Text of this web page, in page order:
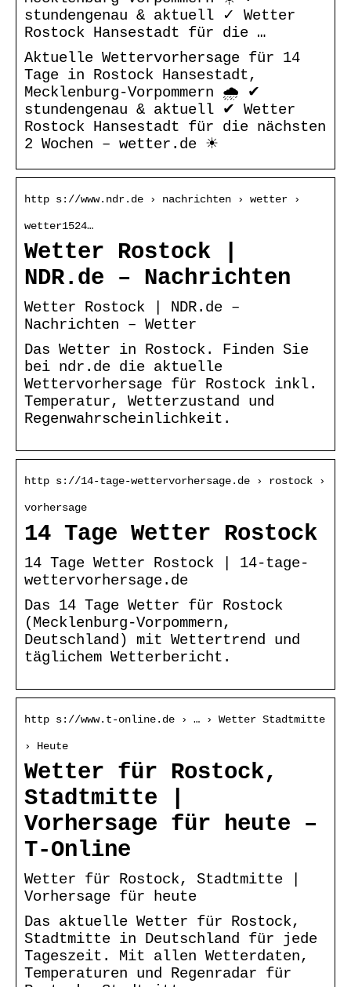
stundengenau & aktuell ✓ Wetter
Rostock Hansestadt für die …
Aktuelle Wettervorhersage für 14
Tage in Rostock Hansestadt,
Mecklenburg-Vorpommern 🌧️ ✔
stundengenau & aktuell ✔ Wetter
Rostock Hansestadt für die nächsten
2 Wochen – wetter.de ☀
http s://www.ndr.de › nachrichten › wetter ›
wetter1524…
Wetter Rostock |
NDR.de – Nachrichten
Wetter Rostock | NDR.de –
Nachrichten – Wetter
Das Wetter in Rostock. Finden Sie
bei ndr.de die aktuelle
Wettervorhersage für Rostock inkl.
Temperatur, Wetterzustand und
Regenwahrscheinlichkeit.
http s://14-tage-wettervorhersage.de › rostock ›
vorhersage
14 Tage Wetter Rostock
14 Tage Wetter Rostock | 14-tage-
wettervorhersage.de
Das 14 Tage Wetter für Rostock
(Mecklenburg-Vorpommern,
Deutschland) mit Wettertrend und
täglichem Wetterbericht.
http s://www.t-online.de › … › Wetter Stadtmitte
› Heute
Wetter für Rostock,
Stadtmitte |
Vorhersage für heute –
T-Online
Wetter für Rostock, Stadtmitte |
Vorhersage für heute
Das aktuelle Wetter für Rostock,
Stadtmitte in Deutschland für jede
Tageszeit. Mit allen Wetterdaten,
Temperaturen und Regenradar für